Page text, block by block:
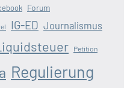
Forum
IG-ED Journalismus
Petition
Regulierung